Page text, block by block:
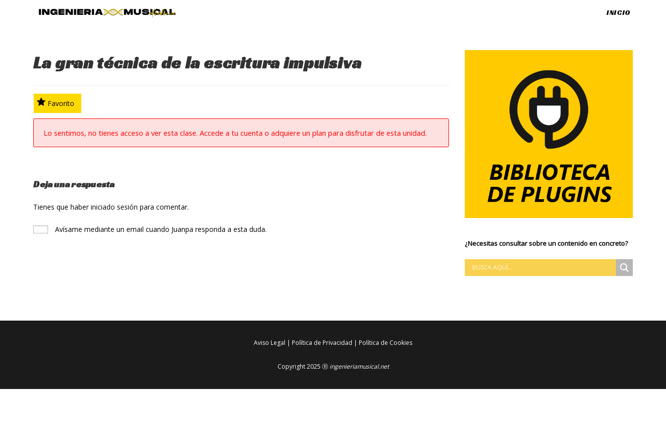
INICIO
La gran técnica de la escritura impulsiva
Favorito
Lo sentimos, no tienes acceso a ver esta clase. Accede a tu cuenta o adquiere un plan para disfrutar de esta unidad.
Deja una respuesta
Tienes que haberiniciado sesión para comentar.
Avísame mediante un email cuando Juanpa responda a esta duda.
¿Necesitas consultar sobre un contenido en concreto?
Aviso Legal | Política de Privacidad | Política de Cookies
Copyright 2025 Ⓡ ingenieriamusical.net